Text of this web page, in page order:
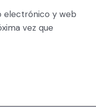
electrónico y web
vez que